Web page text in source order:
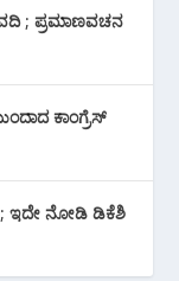
; ಪ್ರಮಾಣವಚನ
ಕಾಂಗ್ರೆಸ್
; ಇದೇ ನೋಡಿ‌ ಡಿಕೆಶಿ